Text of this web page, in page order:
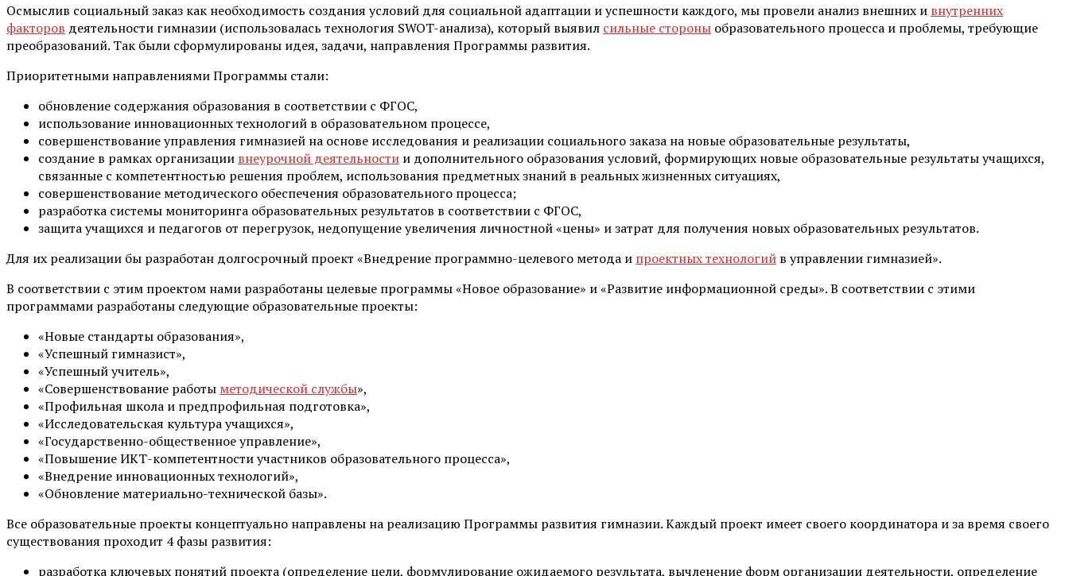
Осмыслив социальный заказ как необходимость создания условий для социальной адаптации и успешности каждого, мы провели анализ внешних и внутренних
факторов деятельности гимназии (использовалась технология SWOT-анализа), который выявил сильные стороны образовательного процесса и проблемы, требующие
преобразований. Так были сформулированы идея, задачи, направления Программы развития.
Приоритетными направлениями Программы стали:
обновление содержания образования в соответствии с ФГОС,
использование инновационных технологий в образовательном процессе,
совершенствование управления гимназией на основе исследования и реализации социального заказа на новые образовательные результаты,
создание в рамках организации внеурочной деятельности и до­полнительного образования условий, формирующих новые образовательные результаты учащихся,
связанные с компетентностью решения проблем, использования предметных знаний в реальных жизненных ситуациях,
совершенствование методического обеспечения образовательного процесса;
разработка системы мониторинга образовательных результатов в соответствии с ФГОС,
защита учащихся и педагогов от перегрузок, недопущение увеличения личностной «цены» и затрат для получения новых образовательных результатов.
Для их реализации бы разработан долгосрочный проект «Внедрение программно-целевого метода и проектных технологий в управлении гимназией».
В соответствии с этим проектом нами разработаны целевые программы «Новое образование» и «Развитие информационной среды». В соответствии с этими
программами разработаны следующие образовательные проекты:
«Новые стандарты образования»,
«Успешный гимназист»,
«Успешный учитель»,
«Совершенствование работы методической службы»,
«Профильная школа и предпрофильная подготовка»,
«Исследовательская культура учащихся»,
«Государственно-общественное управление»,
«Повышение ИКТ-компетентности участников образовательного процесса»,
«Внедрение инновационных технологий»,
«Обновление материально-технической базы».
Все образовательные проекты концептуально направлены на реализацию Программы развития гимназии. Каждый проект имеет своего координатора и за время своего
существования проходит 4 фазы развития:
разработка ключевых понятий проекта (определение цели, формулирование ожидаемого результата, вычленение форм организации деятельности, определение